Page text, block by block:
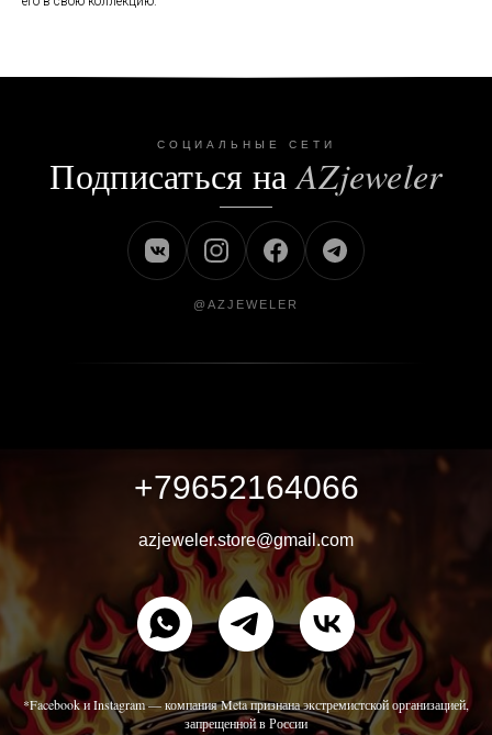
СОЦИАЛЬНЫЕ СЕТИ
Подписаться наAZjeweler
@AZJEWELER
+79652164066
azjeweler.store@gmail.com
*Facebook и Instagram — компания Meta признана экстремистской организацией,
запрещенной в России